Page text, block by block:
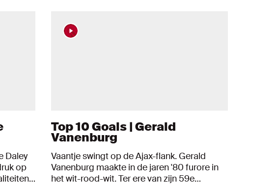
Daley
op
Top 10 Goals | Gerald
Vanenburg
Vaantje swingt op de Ajax-flank. Gerald
Vanenburg maakte in de jaren '80 furore in
het wit-rood-wit. Ter ere van zijn 59e